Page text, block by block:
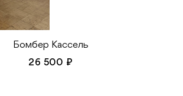
Бомбер Кассель
26 500 ₽